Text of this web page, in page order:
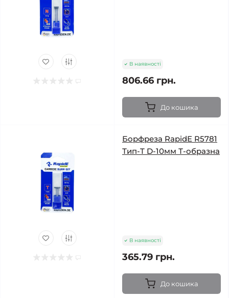
В наявності
806.66 грн.
До кошика
Борфреза RapidE R5781
Тип-T D-10мм Т-образна
В наявності
365.79 грн.
До кошика